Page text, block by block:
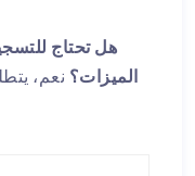
هل تحتاج
الميزات؟ نعم،